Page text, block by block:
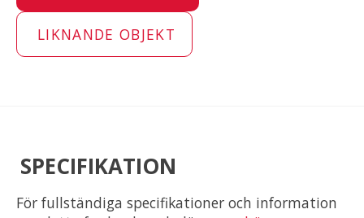
LIKNANDE OBJEKT
SPECIFIKATION
För fullständiga specifikationer och information